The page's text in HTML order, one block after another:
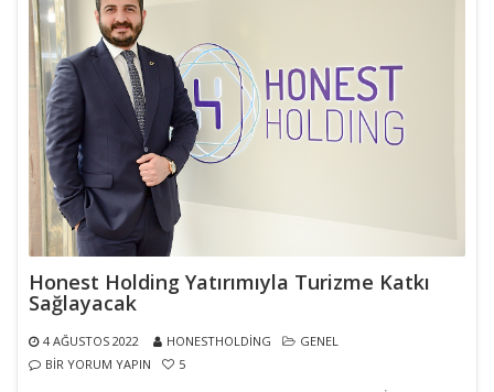
Honest Holding Yatırımıyla Turizme Katkı
Sağlayacak
4 AĞUSTOS 2022 HONESTHOLDING
GENEL
BIR YORUM YAPIN
5